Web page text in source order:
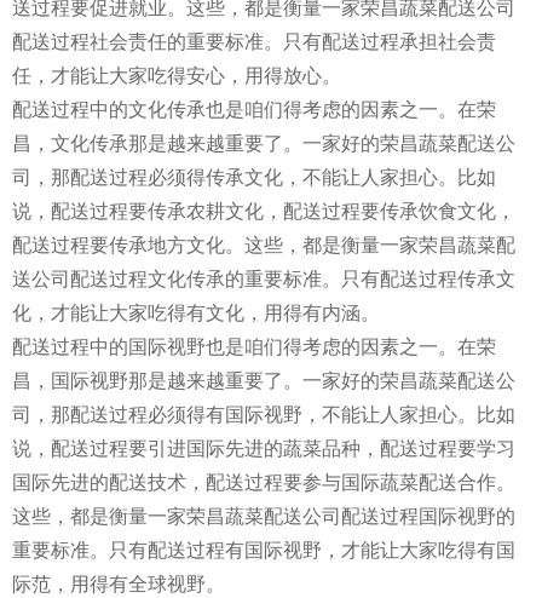
送过程要促进就业。这些，都是衡量一家荣昌蔬菜配送公司
配送过程社会责任的重要标准。只有配送过程承担社会责
任，才能让大家吃得安心，用得放心。
配送过程中的文化传承也是咱们得考虑的因素之一。在荣
昌，文化传承那是越来越重要了。一家好的荣昌蔬菜配送公
司，那配送过程必须得传承文化，不能让人家担心。比如
说，配送过程要传承农耕文化，配送过程要传承饮食文化，
配送过程要传承地方文化。这些，都是衡量一家荣昌蔬菜配
送公司配送过程文化传承的重要标准。只有配送过程传承文
化，才能让大家吃得有文化，用得有内涵。
配送过程中的国际视野也是咱们得考虑的因素之一。在荣
昌，国际视野那是越来越重要了。一家好的荣昌蔬菜配送公
司，那配送过程必须得有国际视野，不能让人家担心。比如
说，配送过程要引进国际先进的蔬菜品种，配送过程要学习
国际先进的配送技术，配送过程要参与国际蔬菜配送合作。
这些，都是衡量一家荣昌蔬菜配送公司配送过程国际视野的
重要标准。只有配送过程有国际视野，才能让大家吃得有国
际范，用得有全球视野。